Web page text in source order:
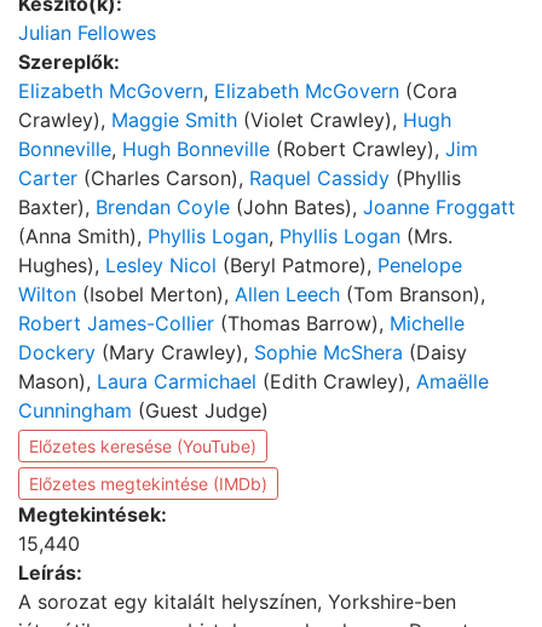
Julian Fellowes
Szereplők:
Elizabeth McGovern, Elizabeth McGovern (Cora
Crawley), Maggie Smith (Violet Crawley), Hugh
Bonneville, Hugh Bonneville (Robert Crawley), Jim
Carter (Charles Carson), Raquel Cassidy (Phyllis
Baxter), Brendan Coyle (John Bates), Joanne Froggatt
(Anna Smith), Phyllis Logan, Phyllis Logan (Mrs.
Hughes), Lesley Nicol (Beryl Patmore), Penelope
Wilton (Isobel Merton), Allen Leech (Tom Branson),
Robert James-Collier (Thomas Barrow), Michelle
Dockery (Mary Crawley), Sophie McShera (Daisy
Mason), Laura Carmichael (Edith Crawley), Amaëlle
Cunningham (Guest Judge)
Előzetes keresése (YouTube)
Előzetes megtekintése (IMDb)
Megtekintések:
15,440
Leírás:
A sorozat egy kitalált helyszínen, Yorkshire-ben